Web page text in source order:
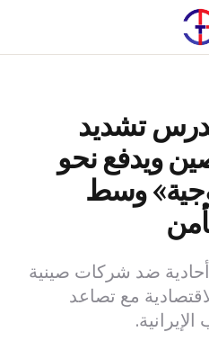
يدرس تشديد
ويدفع نحو
وسط
ضد شركات صينية
مع تصاعد